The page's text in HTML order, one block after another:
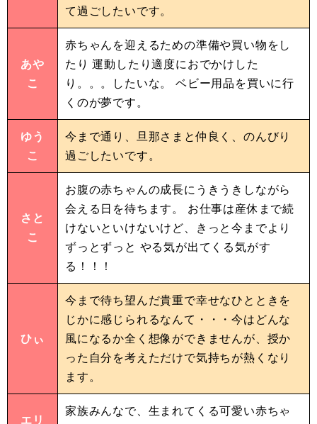
て過ごしたいです。
あや
こ
赤ちゃんを迎えるための準備や買い物をし
たり 運動したり適度におでかけした
り。。。したいな。 ベビー用品を買いに行
くのが夢です。
ゆう
こ
今まで通り、旦那さまと仲良く、のんびり
過ごしたいです。
さと
こ
お腹の赤ちゃんの成長にうきうきしながら
会える日を待ちます。 お仕事は産休まで続
けないといけないけど、きっと今までより
ずっとずっと やる気が出てくる気がす
る！！！
ひぃ
今まで待ち望んだ貴重で幸せなひとときを
じかに感じられるなんて・・・今はどんな
風になるか全く想像ができませんが、授か
った自分を考えただけで気持ちが熱くなり
ます。
エリ
家族みんなで、生まれてくる可愛い赤ちゃ